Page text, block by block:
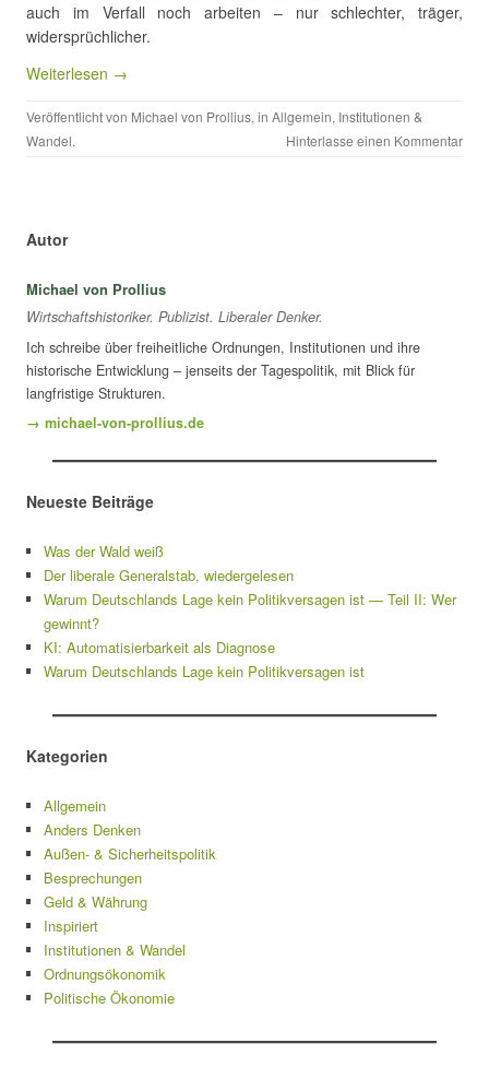
auch im Verfall noch arbeiten – nur schlechter, träger,
widersprüchlicher.
Weiterlesen →
Veröffentlicht von Michael von Prollius, in Allgemein, Institutionen &
Wandel. Hinterlasse einen Kommentar
Autor
Michael von Prollius
Wirtschaftshistoriker. Publizist. Liberaler Denker.
Ich schreibe über freiheitliche Ordnungen, Institutionen und ihre
historische Entwicklung – jenseits der Tagespolitik, mit Blick für
langfristige Strukturen.
→ michael-von-prollius.de
Neueste Beiträge
Was der Wald weiß
Der liberale Generalstab, wiedergelesen
Warum Deutschlands Lage kein Politikversagen ist — Teil II: Wer
gewinnt?
KI: Automatisierbarkeit als Diagnose
Warum Deutschlands Lage kein Politikversagen ist
Kategorien
Allgemein
Anders Denken
Außen- & Sicherheitspolitik
Besprechungen
Geld & Währung
Inspiriert
Institutionen & Wandel
Ordnungsökonomik
Politische Ökonomie